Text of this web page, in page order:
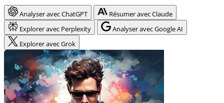
Analyser avec ChatGPT
Résumer avec Claude
Explorer avec Perplexity
Analyser avec Google AI
Explorer avec Grok